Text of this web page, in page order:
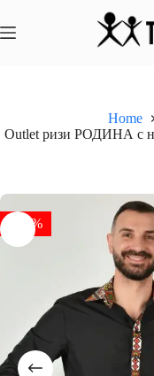
content
Home
Outlet ризи РОДИНА с
- 50%